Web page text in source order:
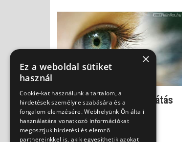
Ez a különbség a rövidlátás
és a távollátás között
Dr. Őri Zsolt
×
Ez a weboldal sütiket
használ
Cookie-kat használunk a tartalom, a
hirdetések személyre szabására és a
forgalom elemzésére. Webhelyünk Ön általi
használatára vonatkozó információkat
megosztjuk hirdetési és elemző
partnereinkkel is, akik egyesíthetik azokat